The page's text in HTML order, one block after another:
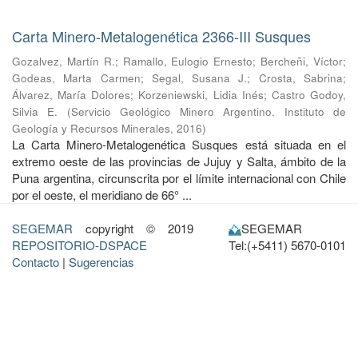
Carta Minero-Metalogenética 2366-III Susques
Gozalvez, Martín R.; Ramallo, Eulogio Ernesto; Bercheñi, Víctor;
Godeas, Marta Carmen; Segal, Susana J.; Crosta, Sabrina;
Álvarez, María Dolores; Korzeniewski, Lidia Inés; Castro Godoy,
Silvia E.
(Servicio Geológico Minero Argentino. Instituto de
Geología y Recursos Minerales, 2016)
La Carta Minero-Metalogenética Susques está situada en el
extremo oeste de las provincias de Jujuy y Salta, ámbito de la
Puna argentina, circunscrita por el límite internacional con Chile
por el oeste, el meridiano de 66° ...
SEGEMAR copyright © 2019
REPOSITORIO-DSPACE
Contacto | Sugerencias
SEGEMAR
Tel:(+5411) 5670-0101